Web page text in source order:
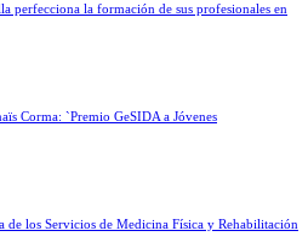
perfecciona la formación de sus profesionales en
Corma: `Premio GeSIDA a Jóvenes
de los Servicios de Medicina Física y Rehabilitación